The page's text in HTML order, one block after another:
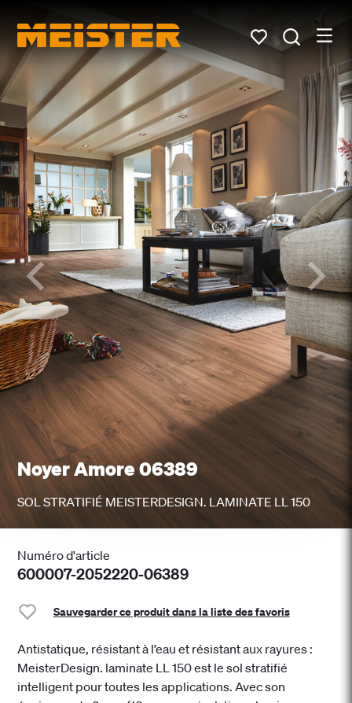
Noyer Amore 06389
SOL STRATIFIÉ MEISTERDESIGN. LAMINATE LL 150
Numéro d'article
600007-2052220-06389
Sauvegarder ce produit dans la liste des favoris
Antistatique, résistant à l’eau et résistant aux rayures :
MeisterDesign. laminate LL 150 est le sol stratifié
intelligent pour toutes les applications. Avec son